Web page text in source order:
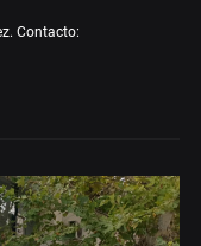
Contacto: